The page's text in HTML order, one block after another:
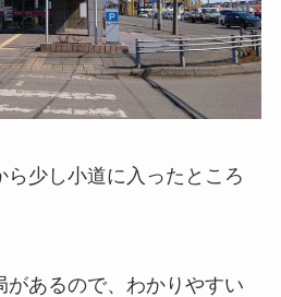
少し小道に入ったところ
があるので、わかりやすい